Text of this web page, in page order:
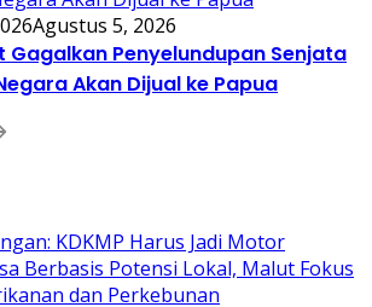
Agustus 5, 2026
Gagalkan Penyelundupan Senjata
Akan Dijual ke Papua